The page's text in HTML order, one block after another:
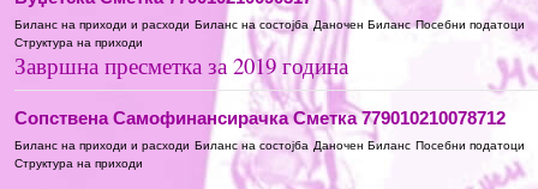
Биланс на приходи и расходи Биланс на состојба Даночен Биланс Посебни податоци
Структура на приходи
Завршна пресметка за 2019 година
Сопствена Самофинансирачка Сметка 779010210078712
Биланс на приходи и расходи Биланс на состојба Даночен Биланс Посебни податоци
Структура на приходи